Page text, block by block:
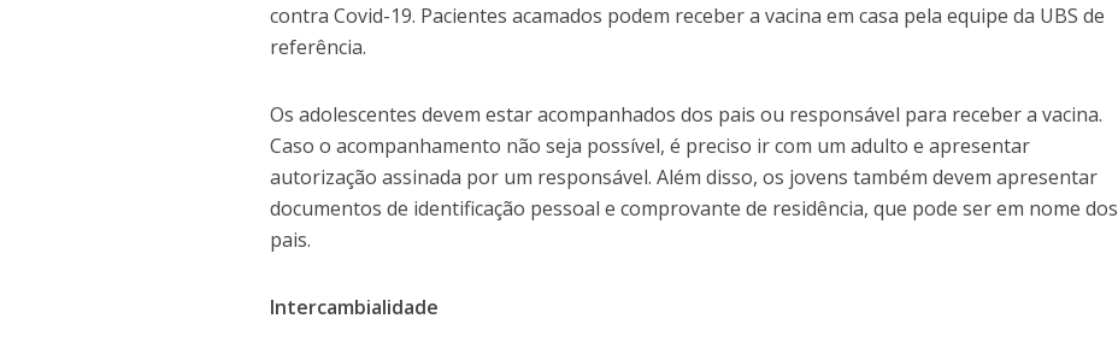
contra Covid-19. Pacientes acamados podem receber a vacina em casa pela equipe da UBS de
referência.
Os adolescentes devem estar acompanhados dos pais ou responsável para receber a vacina.
Caso o acompanhamento não seja possível, é preciso ir com um adulto e apresentar
autorização assinada por um responsável. Além disso, os jovens também devem apresentar
documentos de identificação pessoal e comprovante de residência, que pode ser em nome dos
pais.
Intercambialidade